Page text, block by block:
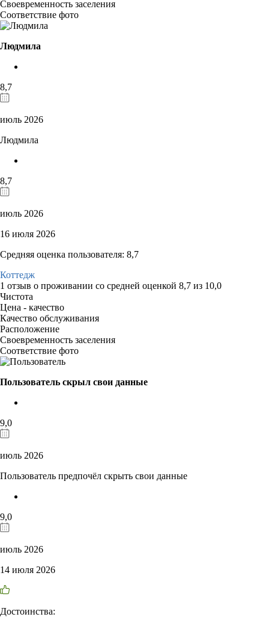
Своевременность заселения
Соответствие фото
Людмила
8,7
июль 2026
Людмила
8,7
июль 2026
16 июля 2026
Средняя оценка пользователя: 8,7
Коттедж
1 отзыв о проживании со средней оценкой 8,7 из 10,0
Чистота
Цена - качество
Качество обслуживания
Расположение
Своевременность заселения
Соответствие фото
Пользователь скрыл свои данные
9,0
июль 2026
Пользователь предпочёл скрыть свои данные
9,0
июль 2026
14 июля 2026
Достоинства: